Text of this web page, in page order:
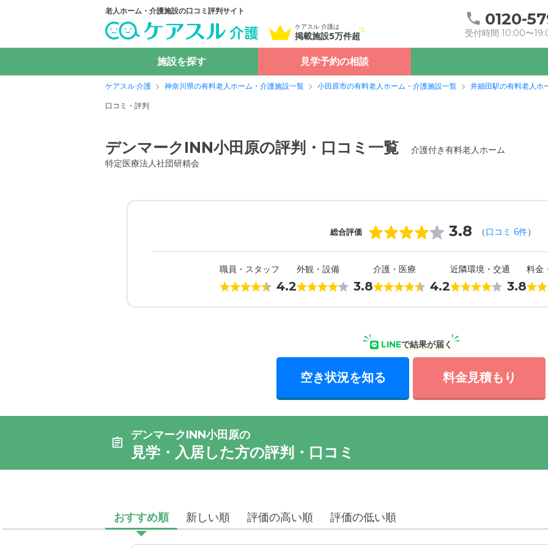
老人ホーム・介護施設の口コミ評判サイト
ケアスル 介護は
掲載施設5万件超
0120-
受付時間 10:00〜
施設を探す 見学予約の相談
ケアスル 介護 神奈川県の有料老人ホーム・介護施設一覧 小田原市の有料老人ホーム・介護施設一覧 井細田駅の有料老人ホ
口コミ・評判
デンマークINN小田原の評判・口コミ一覧
介護付き有料老人ホーム
特定医療法人社団研精会
総合評価 3.8 （口コミ 6件）
職員・スタッフ
4.2
外観・設備
3.8
介護・医療
4.2
近隣環境・交通
3.8
料金
LINEで結果が届く
空き状況を知る 料金見積もり
デンマークINN小田原の
見学・入居した方の評判・口コミ
おすすめ順 新しい順 評価の高い順 評価の低い順